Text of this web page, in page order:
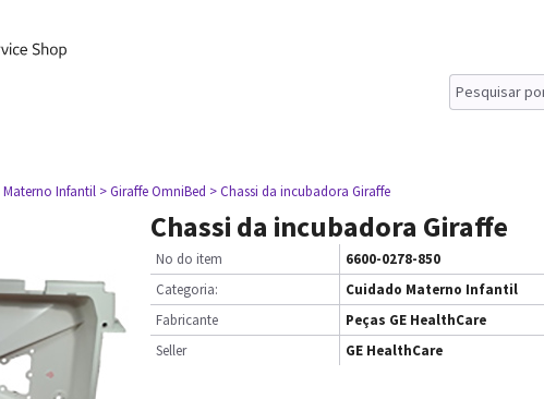
Infantil > Giraffe OmniBed > Chassi da incubadora Giraffe
Chassi da incubadora Giraffe
No do item
6600-0278-850
Categoria:
Cuidado Materno Infantil
Fabricante
Peças GE HealthCare
Seller
GE HealthCare